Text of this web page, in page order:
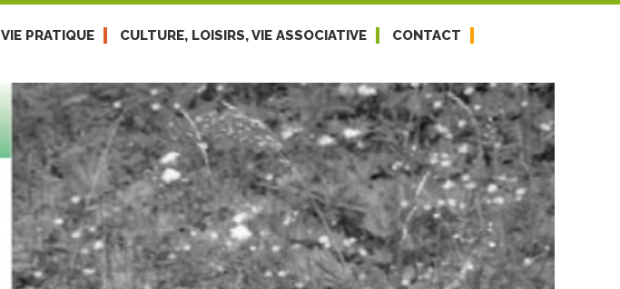
VIE PRATIQUE CULTURE, LOISIRS, VIE ASSOCIATIVE CONTACT